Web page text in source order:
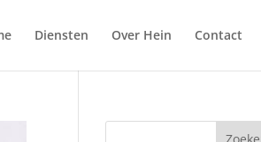
Diensten Over Hein Contact